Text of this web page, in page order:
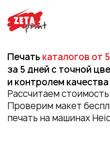
Буклеты
Печать каталогов от
за 5 дней с точной
и контролем качества
Рассчитаем стоимость
Проверим макет
печать на машинах